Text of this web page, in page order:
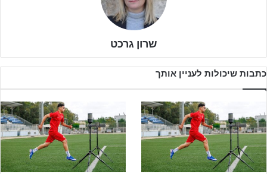
17 ניצחונות מ 17 משחקים ורק במחזור האחרון השבוע הפסידו האדומים
לראשונה העונה לשנייה בטבלה מכבי קרית מלאכי. יש מי שיאמר
שההפסד היה הכרחי רק בשביל להוכיח שאין בחיים מושלם.
שרון גרכט
כתבות שיכולות לעניין אותך